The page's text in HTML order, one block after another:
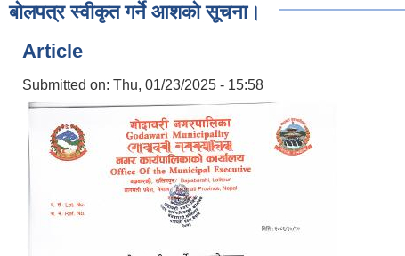
बोलपत्र स्वीकृत गर्ने आशको सूचना।
Article
Submitted on: Thu, 01/23/2025 - 15:58